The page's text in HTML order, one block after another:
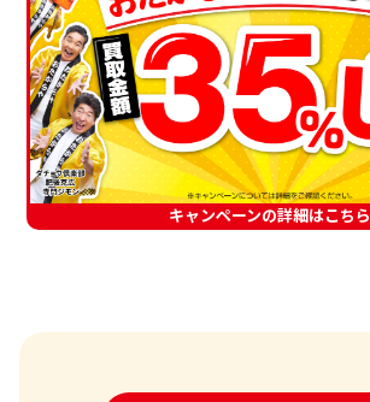
キャンペーンの詳細はこちら